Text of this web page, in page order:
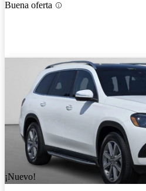
Buena oferta
¡Nuevo!